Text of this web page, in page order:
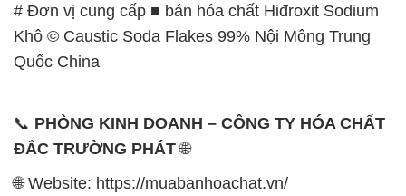
# Đơn vị cung cấp ■ bán hóa chất Hiđroxit Sodium
Khô © Caustic Soda Flakes 99% Nội Mông Trung
Quốc China
📞 PHÒNG KINH DOANH – CÔNG TY HÓA CHẤT
ĐẮC TRƯỜNG PHÁT🌐
🌐 Website: https://muabanhoachat.vn/